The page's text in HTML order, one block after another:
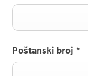
Poštanski broj *